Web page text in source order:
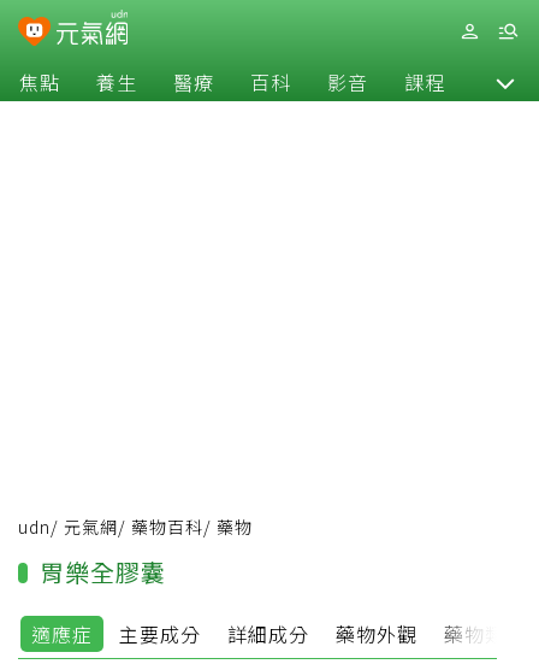
焦點 養生 醫療 百科 影音 課程 退休
udn/ 元氣網/ 藥物百科/ 藥物
胃樂全膠囊
適應症 主要成分 詳細成分 藥物外觀 藥物類別